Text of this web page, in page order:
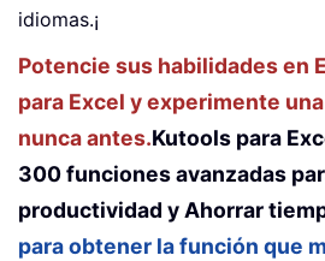
idiomas.¡
Potencie sus habilidades en
para Excel y experimente
nunca antes.Kutools para
300 funciones avanzadas
productividad y Ahorrar
para obtener la función que